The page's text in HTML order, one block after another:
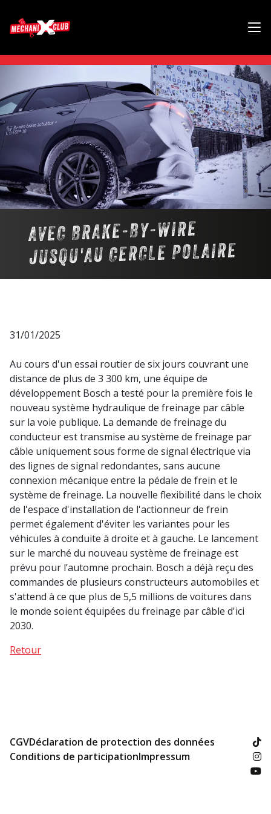
AVEC BRAKE-BY-WIRE
JUSQU'AU CERCLE POLAIRE
31/01/2025
Au cours d'un essai routier de six jours couvrant une
distance de plus de 3 300 km, une équipe de
développement Bosch a testé pour la première fois le
nouveau système hydraulique de freinage par câble
sur la voie publique. La demande de freinage du
conducteur est transmise au système de freinage par
câble uniquement sous forme de signal électrique via
des lignes de signal redondantes, sans aucune
connexion mécanique entre la pédale de frein et le
système de freinage. La nouvelle flexibilité dans le choix
de l'espace d'installation de l'actionneur de frein
permet également d'éviter les variantes pour les
véhicules à conduite à droite et à gauche. Le lancement
sur le marché du nouveau système de freinage est
prévu pour l’automne prochain. Bosch a déjà reçu des
commandes de plusieurs constructeurs automobiles et
s'attend à ce que plus de 5,5 millions de voitures dans
le monde soient équipées du freinage par câble d'ici
2030.
Retour
CGVDéclaration de protection des données
Conditions de participationImpressum